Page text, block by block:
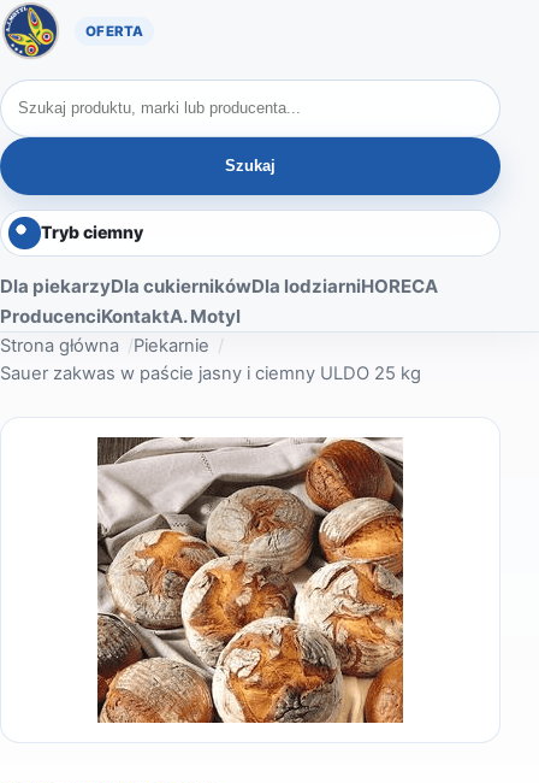
Oferta A. Motyl
Szukaj produktów
Szukaj
Tryb ciemny
Dla piekarzyDla cukiernikówDla lodziarniHORECA
ProducenciKontaktA. Motyl
Strona główna
Piekarnie
Sauer zakwas w paście jasny i ciemny ULDO 25 kg